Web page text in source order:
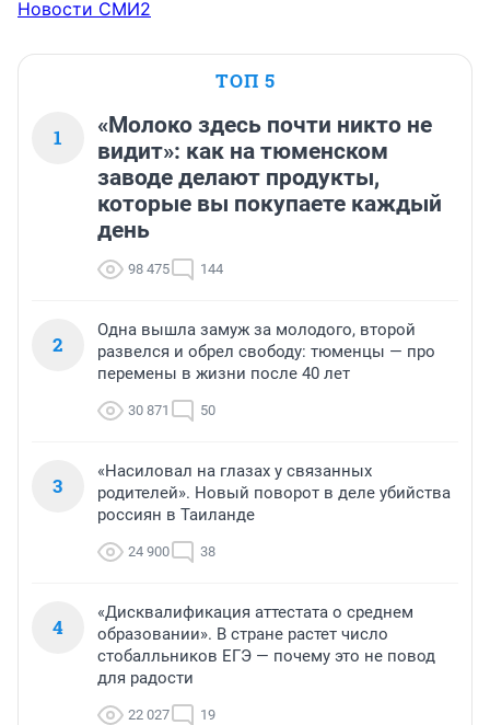
Новости СМИ2
ТОП 5
1
«Молоко здесь почти никто не
видит»: как на тюменском
заводе делают продукты,
которые вы покупаете каждый
день
98 475 144
2
Одна вышла замуж за молодого, второй
развелся и обрел свободу: тюменцы — про
перемены в жизни после 40 лет
30 871 50
3
«Насиловал на глазах у связанных
родителей». Новый поворот в деле убийства
россиян в Таиланде
24 900 38
4
«Дисквалификация аттестата о среднем
образовании». В стране растет число
стобалльников ЕГЭ — почему это не повод
для радости
22 027 19